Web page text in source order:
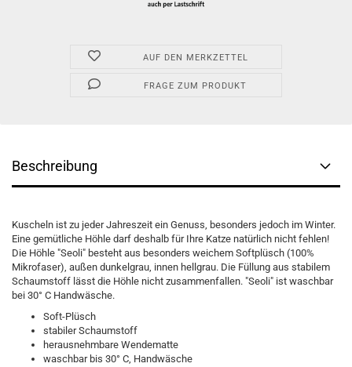
AUF DEN MERKZETTEL
FRAGE ZUM PRODUKT
Beschreibung
Kuscheln ist zu jeder Jahreszeit ein Genuss, besonders jedoch im Winter.
Eine gemütliche Höhle darf deshalb für Ihre Katze natürlich nicht fehlen!
Die Höhle "Seoli" besteht aus besonders weichem Softplüsch (100%
Mikrofaser), außen dunkelgrau, innen hellgrau. Die Füllung aus stabilem
Schaumstoff lässt die Höhle nicht zusammenfallen. "Seoli" ist waschbar
bei 30° C Handwäsche.
Soft-Plüsch
stabiler Schaumstoff
herausnehmbare Wendematte
waschbar bis 30° C, Handwäsche